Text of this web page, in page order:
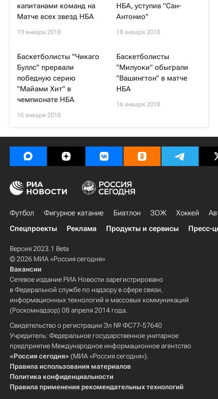
капитанами команд на
Матче всех звезд НБА
19 января 2018
НБА, уступив "Сан-
Антонио"
18 января 2018
Баскетболисты "Чикаго
Буллс" прервали
победную серию
"Майами Хит" в
чемпионате НБА
16 января 2018
Баскетболисты
"Милуоки" обыграли
"Вашингтон" в матче
НБА
16 января 2018
Футбол Фигурное катание Биатлон ЗОЖ Хоккей
Спецпроекты
Реклама Продукты и сервисы Пресс-
Версия 2023.1 Beta
© 2026 МИА «Россия сегодня»
Вакансии
Сетевое издание РИА Новости зарегистрировано
в Федеральной службе по надзору в сфере связи,
информационных технологий и массовых коммуникаций
(Роскомнадзор) 08 апреля 2014 года.
Свидетельство о регистрации Эл № ФС77-57640
Учредитель: Федеральное государственное унитарное
предприятие Международное информационное агентство
«Россия сегодня» (МИА «Россия сегодня»).
Правила использования материалов
Политика конфиденциальности
Правила применения рекомендательных технологий